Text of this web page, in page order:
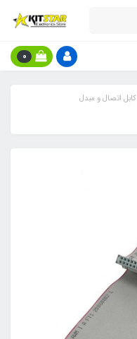
0
کابل اتصال و مبدل